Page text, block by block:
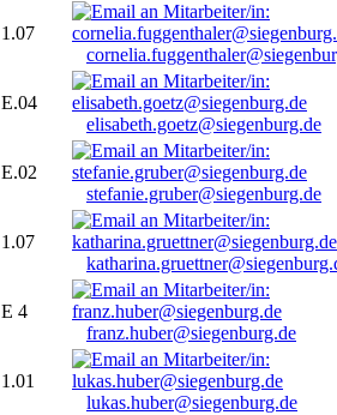
1.07
E.04
elisabeth.goetz@siegenburg.de
E.02
stefanie.gruber@siegenburg.de
1.07
E 4
franz.huber@siegenburg.de
1.01
lukas.huber@siegenburg.de